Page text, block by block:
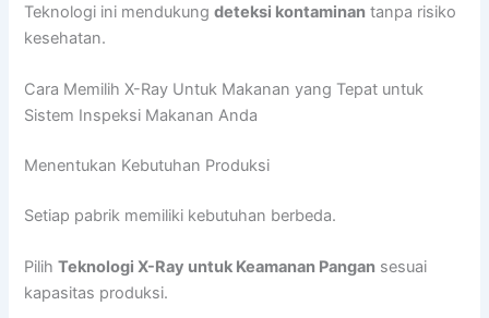
Teknologi ini mendukungdeteksi kontaminan tanpa risiko
kesehatan.
Cara Memilih X-Ray Untuk Makanan yang Tepat untuk
Sistem Inspeksi Makanan Anda
Menentukan Kebutuhan Produksi
Setiap pabrik memiliki kebutuhan berbeda.
PilihTeknologi X-Ray untuk Keamanan Pangan sesuai
kapasitas produksi.